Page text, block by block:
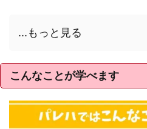
...もっと見る
こんなことが学べます